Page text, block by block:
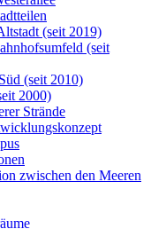
(seit 2019)
(seit
(seit 2010)
2000)
Strände
zwischen den Meeren